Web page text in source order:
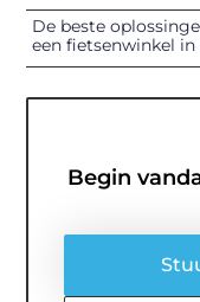
De beste
een fietsenwinkel in
Begin